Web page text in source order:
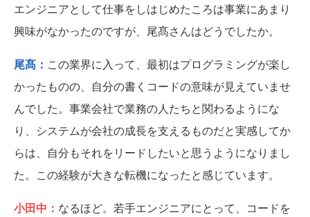
エンジニアとして仕事をしはじめたころは事業にあまり
興味がなかったのですが、尾髙さんはどうでしたか。
尾髙： この業界に入って、最初はプログラミングが楽し
かったものの、自分の書くコードの意味が見えていませ
んでした。事業会社で業務の人たちと関わるようにな
り、システムが会社の成長を支えるものだと実感してか
らは、自分もそれをリードしたいと思うようになりまし
た。この経験が大きな転機になったと感じています。
小田中： なるほど。若手エンジニアにとって、コードを